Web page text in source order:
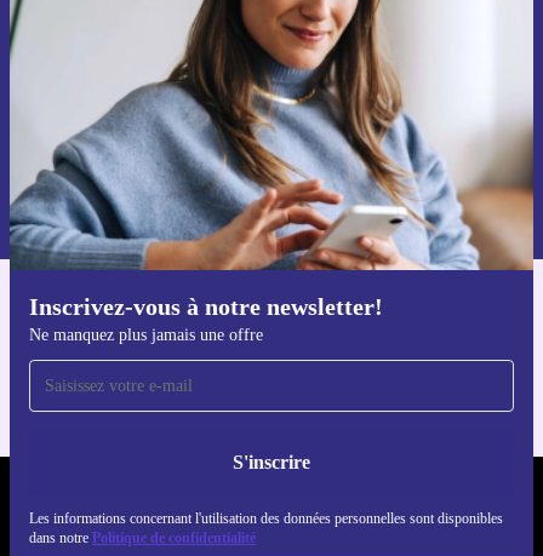
Inscrivez-vous à notre newsletter!
Ne manquez plus jamais une offre
S'inscrire
Les informations concernant l'utilisation des données personnelles sont disponibles
dans notre Politique de confidentialité
Ne manquez plus aucune offre.
S'inscrire
Retrouvez les informations sur l'utilisation des données personnelles
dans notre
politique de confidentialité.
Téléchargez l'application refurbed
Pour iOS et Android